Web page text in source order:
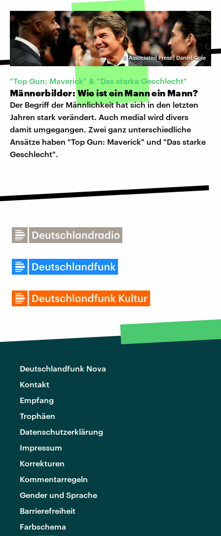
©Associated Press | Daniel Cole
"Top Gun: Maverick" & "Das starke Geschlecht"
Männerbilder: Wie ist ein Mann ein Mann?
Der Begriff der Männlichkeit hat sich in den letzten
Jahren stark verändert. Auch medial wird divers
damit umgegangen. Zwei ganz unterschiedliche
Ansätze haben "Top Gun: Maverick" und "Das starke
Geschlecht".
Deutschlandfunk Nova
Kontakt
Empfang
Trophäen
Datenschutzerklärung
Impressum
Korrekturen
Kommentarregeln
Gender und Sprache
Barrierefreiheit
Farbschema